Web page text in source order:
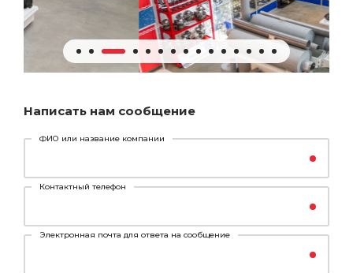
Написать нам сообщение
ФИО или название компании
Контактный телефон
Электронная почта для ответа на сообщение